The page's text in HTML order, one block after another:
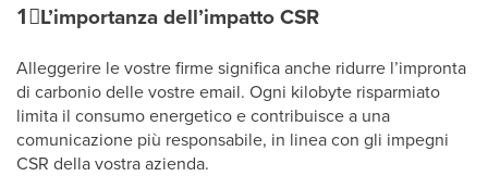
1⃣L’importanza dell’impatto CSR
Alleggerire le vostre firme significa anche ridurre l’impronta
di carbonio delle vostre email. Ogni kilobyte risparmiato
limita il consumo energetico e contribuisce a una
comunicazione più responsabile, in linea con gli impegni
CSR della vostra azienda.